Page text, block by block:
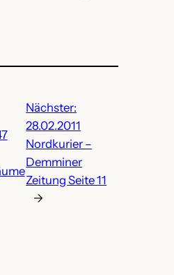
Nächster:
28.02.2011
Nordkurier –
Demminer
Zeitung Seite 11
→